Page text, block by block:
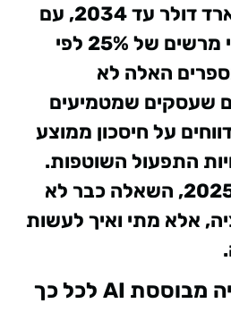
להגיע ל-211 מיליארד דולר עד 2034, עם
של 25% לפי
האלה לא
שעסקים שמטמיעים
על חיסכון ממוצע
בעלויות התפעול השוטפות.
בעולם העסקי של 2025, השאלה כבר לא
אלא מתי ואיך לעשות
מה הופך אוטומציה מבוססת AI לכל כך